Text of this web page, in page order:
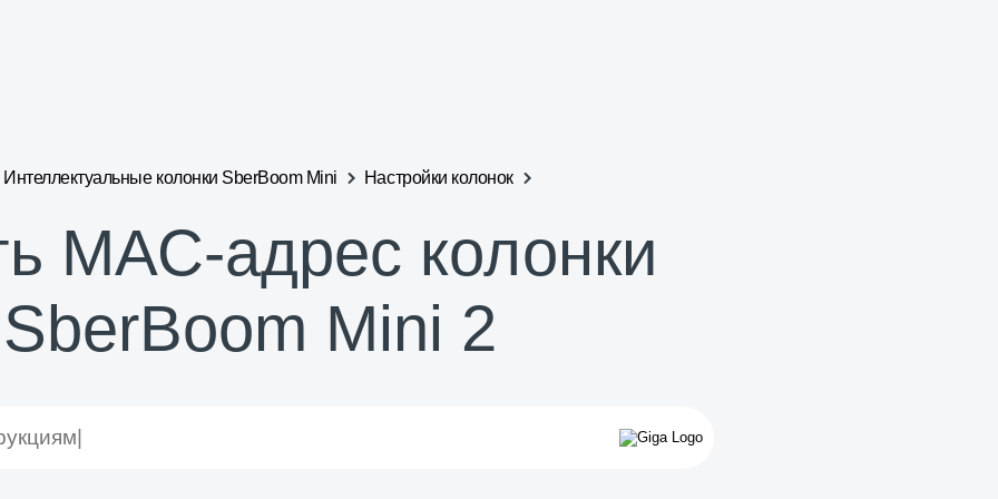
Интеллектуальные колонки SberBoom Mini Настройки колонок
МАС-адрес колонки
SberBoom Mini 2